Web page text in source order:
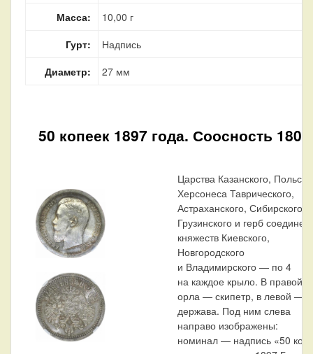
Масса:
10,00 г
Гурт:
Надпись
Диаметр:
27 мм
50 копеек 1897 года. Соосность 180°
Царства Казанского,
Херсонеса Таврического,
Астраханского, Сибирского,
Грузинского и герб
княжеств Киевского,
Новгородского
и Владимирского — по 4
на каждое крыло. В правой
орла — скипетр, в левой —
держава. Под ним слева
направо изображены:
номинал — надпись «50